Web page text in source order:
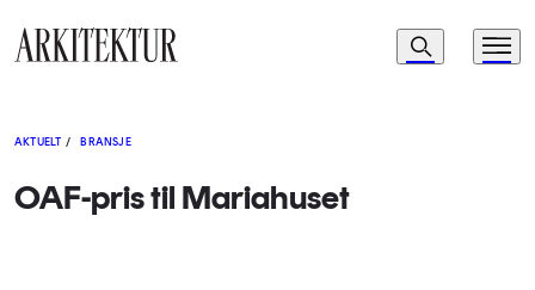
Navigasjon
Søk Meny
AKTUELT / BRANSJE
OAF-pris til Mariahuset